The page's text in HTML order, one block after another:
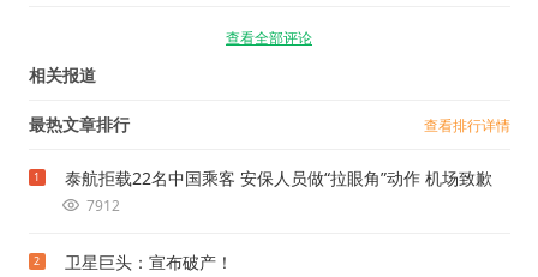
查看全部评论
相关报道
最热文章排行 查看排行详情
1 泰航拒载22名中国乘客 安保人员做“拉眼角”动作 机场致歉
7912
2 卫星巨头：宣布破产！